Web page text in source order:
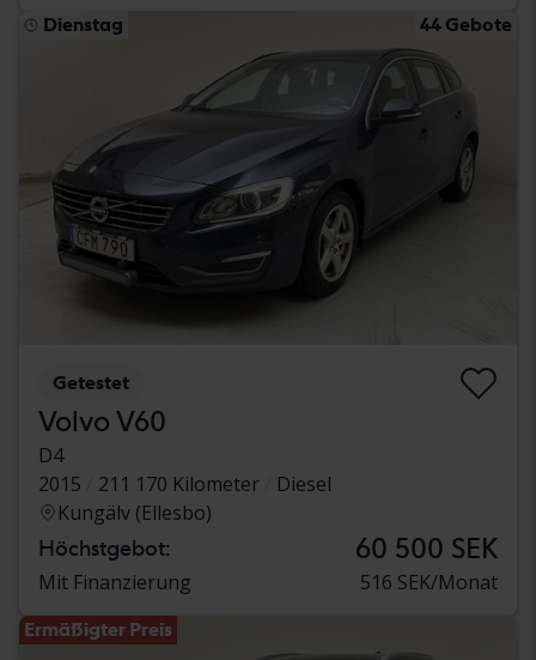
Dienstag 44 Gebote
Getestet
Volvo V60
D4
2015
211 170 Kilometer
Diesel
Kungälv (Ellesbo)
Höchstgebot: 60 500 SEK
Mit Finanzierung 516 SEK/Monat
Ermäßigter Preis